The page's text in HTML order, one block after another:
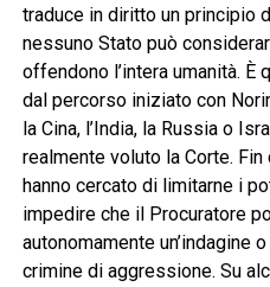
traduce in diritto un principio
nessuno Stato può
offendono l’intera umanità. È
dal percorso iniziato con
la Cina, l’India, la Russia o
realmente voluto la Corte.
hanno cercato di limitarne i
impedire che il Procuratore
autonomamente un’indagine
crimine di aggressione. Su